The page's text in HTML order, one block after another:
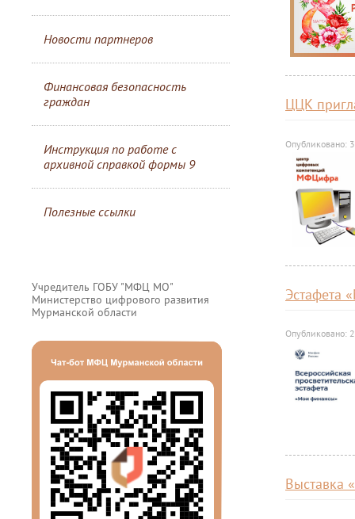
Новости партнеров
Финансовая безопасность
граждан
Инструкция по работе с
архивной справкой формы 9
Полезные ссылки
Учредитель ГОБУ "МФЦ МО"
Министерство цифрового развития
Мурманской области
ЦЦК
Опубликовано:
Эстафета
Опубликовано:
Выставка